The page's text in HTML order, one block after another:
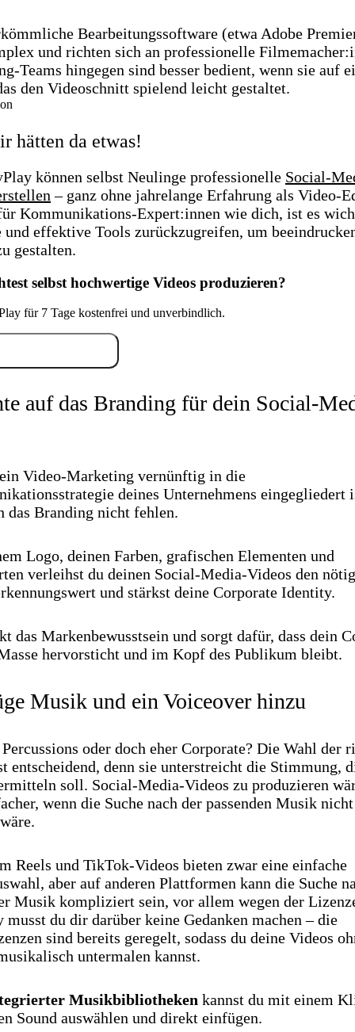
Bearbeitungssoftware (etwa Adobe
und richten sich an professionelle
Teams hingegen sind besser bedient, wenn sie auf
den Videoschnitt spielend leicht gestaltet.
hätten da etwas!
können selbst Neulinge professionelle Social-
– ganz ohne jahrelange Erfahrung als Video-
Kommunikations-Expert:innen wie dich, ist es
und effektive Tools zurückzugreifen, um
gestalten.
selbst hochwertige Videos produzieren?
für 7 Tage kostenfrei und unverbindlich.
auf das Branding für dein Social-
Video-Marketing vernünftig in die
deines Unternehmens eingegliedert
das Branding nicht fehlen.
Logo, deinen Farben, grafischen Elementen und
verleihst du deinen Social-Media-Videos den
und stärkst deine Corporate Identity.
das Markenbewusstsein und sorgt dafür, dass dein
hervorsticht und im Kopf des Publikum bleibt.
Musik und ein Voiceover hinzu
oder doch eher Corporate? Die Wahl der
entscheidend, denn sie unterstreicht die Stimmung,
soll. Social-Media-Videos zu produzieren
wenn die Suche nach der passenden Musik
Reels und TikTok-Videos bieten zwar eine einfache
aber auf anderen Plattformen kann die Suche
Musik kompliziert sein, vor allem wegen der
musst du dir darüber keine Gedanken machen – die
sind bereits geregelt, sodass du deine Videos
untermalen kannst.
Musikbibliotheken kannst du mit einem
Sound auswählen und direkt einfügen.